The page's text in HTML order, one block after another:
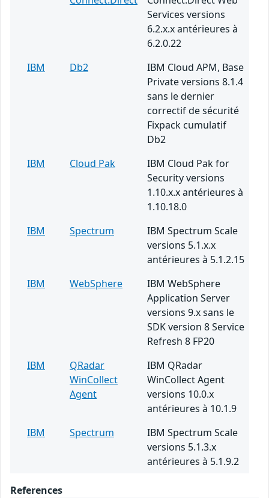
Services versions
6.2.x.x antérieures à
6.2.0.22
IBM
Db2
IBM Cloud APM, Base
Private versions 8.1.4
sans le dernier
correctif de sécurité
Fixpack cumulatif
Db2
IBM
Cloud Pak
IBM Cloud Pak for
Security versions
1.10.x.x antérieures à
1.10.18.0
IBM
Spectrum
IBM Spectrum Scale
versions 5.1.x.x
antérieures à 5.1.2.15
IBM
WebSphere
IBM WebSphere
Application Server
versions 9.x sans le
SDK version 8 Service
Refresh 8 FP20
IBM
QRadar
WinCollect
Agent
IBM QRadar
WinCollect Agent
versions 10.0.x
antérieures à 10.1.9
IBM
Spectrum
IBM Spectrum Scale
versions 5.1.3.x
antérieures à 5.1.9.2
References